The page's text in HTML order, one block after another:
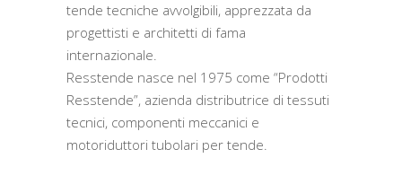
tende tecniche avvolgibili, apprezzata da
progettisti e architetti di fama
internazionale.
Resstende nasce nel 1975 come “Prodotti
Resstende”, azienda distributrice di tessuti
tecnici, componenti meccanici e
motoriduttori tubolari per tende.